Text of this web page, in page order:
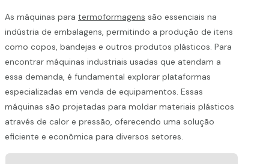
As máquinas para termoformagens são essenciais na
indústria de embalagens, permitindo a produção de itens
como copos, bandejas e outros produtos plásticos. Para
encontrar máquinas industriais usadas que atendam a
essa demanda, é fundamental explorar plataformas
especializadas em venda de equipamentos. Essas
máquinas são projetadas para moldar materiais plásticos
através de calor e pressão, oferecendo uma solução
eficiente e econômica para diversos setores.